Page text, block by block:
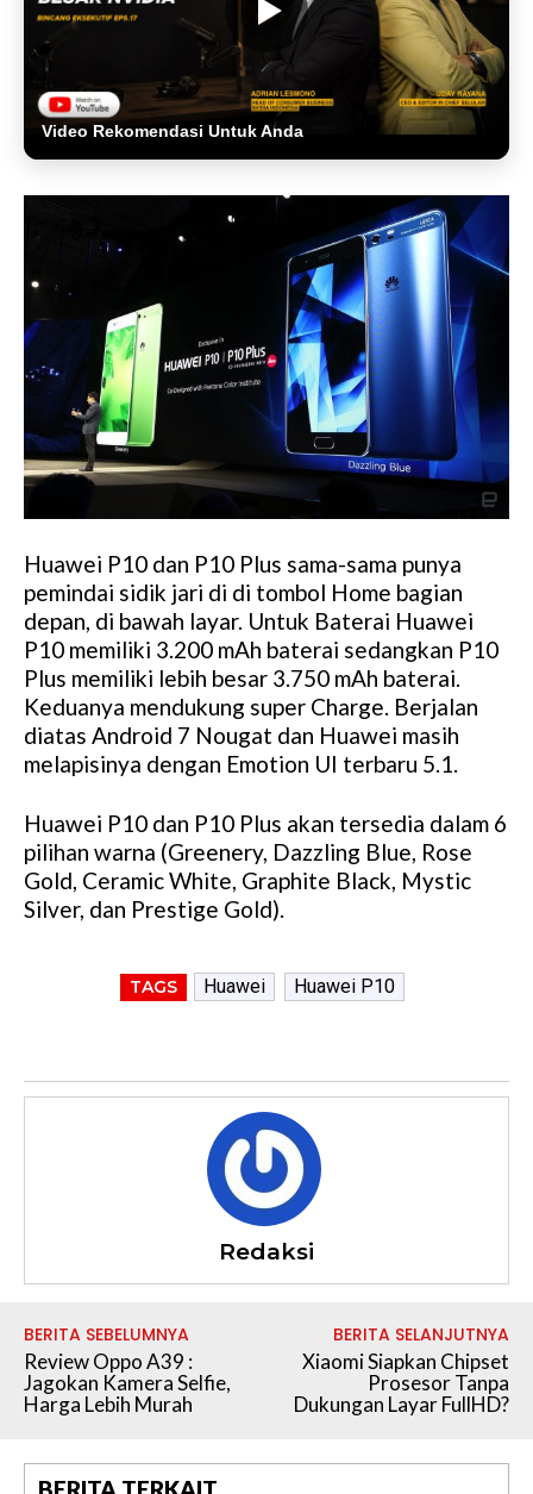
Video Rekomendasi Untuk Anda
Huawei P10 dan P10 Plus sama-sama punya
pemindai sidik jari di di tombol Home bagian
depan, di bawah layar. Untuk Baterai Huawei
P10 memiliki 3.200 mAh baterai sedangkan P10
Plus memiliki lebih besar 3.750 mAh baterai.
Keduanya mendukung super Charge. Berjalan
diatas Android 7 Nougat dan Huawei masih
melapisinya dengan Emotion UI terbaru 5.1.
Huawei P10 dan P10 Plus akan tersedia dalam 6
pilihan warna (Greenery, Dazzling Blue, Rose
Gold, Ceramic White, Graphite Black, Mystic
Silver, dan Prestige Gold).
TAGS Huawei Huawei P10
Redaksi
BERITA SEBELUMNYA
Review Oppo A39 :
Jagokan Kamera Selfie,
Harga Lebih Murah
BERITA SELANJUTNYA
Xiaomi Siapkan Chipset
Prosesor Tanpa
Dukungan Layar FullHD?